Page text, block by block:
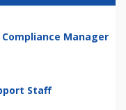
Manager
Staff